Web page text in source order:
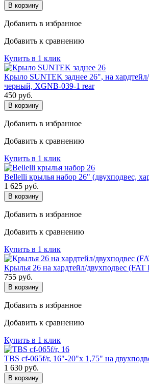
В корзину
Добавить в избранное
Добавить к сравнению
Купить в 1 клик
Крыло SUNTEK заднее 26", на хардтейл/
черный, XGNB-039-1 rear
450 руб.
В корзину
Добавить в избранное
Добавить к сравнению
Купить в 1 клик
Bellelli крылья набор 26" (двухподвес,
1 625 руб.
В корзину
Добавить в избранное
Добавить к сравнению
Купить в 1 клик
Крылья 26 на хардтейл/двухподвес (FAT
755 руб.
В корзину
Добавить в избранное
Добавить к сравнению
Купить в 1 клик
TBS cf-065f/r, 16"-20"x 1,75" на
1 630 руб.
В корзину